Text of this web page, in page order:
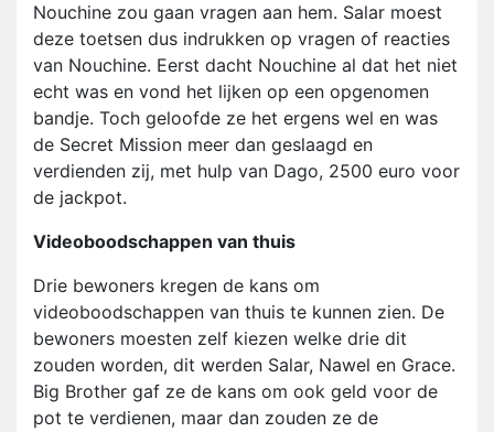
Nouchine zou gaan vragen aan hem. Salar moest
deze toetsen dus indrukken op vragen of reacties
van Nouchine. Eerst dacht Nouchine al dat het niet
echt was en vond het lijken op een opgenomen
bandje. Toch geloofde ze het ergens wel en was
de Secret Mission meer dan geslaagd en
verdienden zij, met hulp van Dago, 2500 euro voor
de jackpot.
Videoboodschappen van thuis
Drie bewoners kregen de kans om
videoboodschappen van thuis te kunnen zien. De
bewoners moesten zelf kiezen welke drie dit
zouden worden, dit werden Salar, Nawel en Grace.
Big Brother gaf ze de kans om ook geld voor de
pot te verdienen, maar dan zouden ze de